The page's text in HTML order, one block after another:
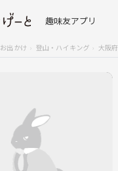
趣味友アプリ
お出かけ 登山・ハイキング 大阪府